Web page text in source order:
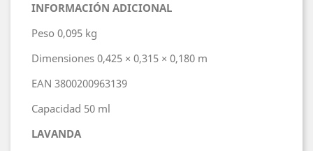
INFORMACIÓN ADICIONAL
Peso 0,095 kg
Dimensiones 0,425 × 0,315 × 0,180 m
EAN 3800200963139
Capacidad 50 ml
LAVANDA